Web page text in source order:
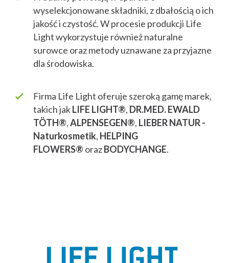
wyselekcjonowane składniki, z dbałością o ich
jakość i czystość. W procesie produkcji Life
Light wykorzystuje również naturalne
surowce oraz metody uznawane za przyjazne
dla środowiska.
Firma Life Light oferuje szeroką gamę marek,
takich jakLIFE LIGHT®, DR.MED. EWALD
TÖTH®,ALPENSEGEN®, LIEBER NATUR -
Naturkosmetik, HELPING
FLOWERS® orazBODYCHANGE.